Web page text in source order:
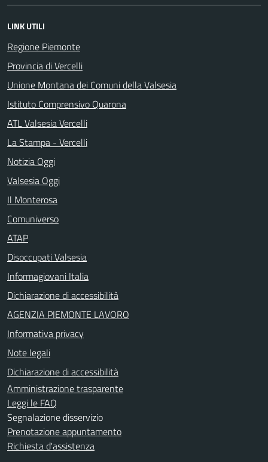
LINK UTILI
Regione Piemonte
Provincia di Vercelli
Unione Montana dei Comuni della Valsesia
Istituto Comprensivo Quarona
ATL Valsesia Vercelli
La Stampa - Vercelli
Notizia Oggi
Valsesia Oggi
Il Monterosa
Comuniverso
ATAP
Disoccupati Valsesia
Informagiovani Italia
Dichiarazione di accessibilità
AGENZIA PIEMONTE LAVORO
Informativa privacy
Note legali
Dichiarazione di accessibilità
Amministrazione trasparente
Leggi le FAQ
Segnalazione disservizio
Prenotazione appuntamento
Richiesta d'assistenza